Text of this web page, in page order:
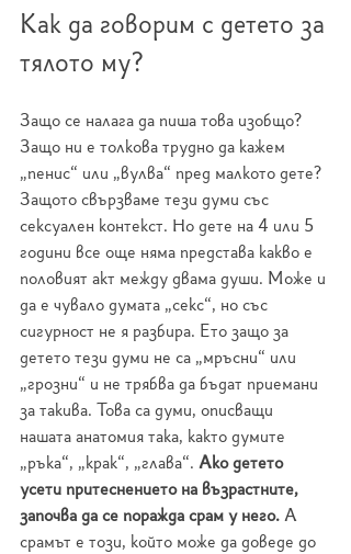
Как да говорим с детето за
тялото му?
Защо се налага да пиша това изобщо?
Защо ни е толкова трудно да кажем
„пенис“ или „вулва“ пред малкото дете?
Защото свързваме тези думи със
сексуален контекст. Но дете на 4 или 5
години все още няма представа какво е
половият акт между двама души. Може и
да е чувало думата „секс“, но със
сигурност не я разбира. Ето защо за
детето тези думи не са „мръсни“ или
„грозни“ и не трябва да бъдат приемани
за такива. Това са думи, описващи
нашата анатомия така, както думите
„ръка“, „крак“, „глава“. Ако детето
усети притеснението на възрастните,
започва да се поражда срам у него. А
срамът е този, който може да доведе до